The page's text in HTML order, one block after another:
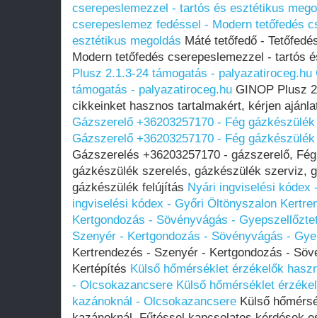
cserepeslemezzel - tartós és esztétikus
cserepeslemez fedéssel - Modern tetőfedés
esztétikus megoldás Máté tetőfedő -
Modern tetőfedés cserepeslemezzel - tartós
Plusz 2.1.3-24 támogatás - palyazatiroceg.hu
támogatás - palyazatiroceg.hu GINOP Plusz
cikkeinket hasznos tartalmakért, kérjen
Gázszerelő +36203257170 - Fég
Gázszerelő +36203257170 - Fég
Gázszerelés +36203257170 - gázszerelő,
gázkészülék szerelés, gázkészülék szerviz,
gázkészülék felújítás Nyári ingviselési kódex
ingviselési kódex - Győri Öltönyszalon
Kertgondozás - Sövényvágás -
Szenyér - Kertgondozás - Sövényvágás -
Kertrendezés - Szenyér - Kertgondozás -
Kertépítés Külső hőmérséklet érzékelők
- Olcsokazancsere Külső hőmérséklet
kazánoknál - Olcsokazancsere Külső